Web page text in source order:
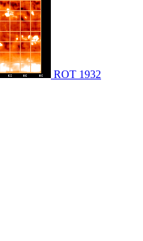
ROT 1932